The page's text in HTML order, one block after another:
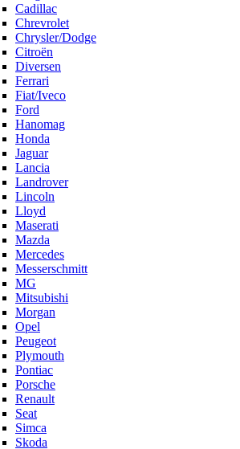
Cadillac
Chrevrolet
Chrysler/Dodge
Citroën
Diversen
Ferrari
Fiat/Iveco
Ford
Hanomag
Honda
Jaguar
Lancia
Landrover
Lincoln
Lloyd
Maserati
Mazda
Mercedes
Messerschmitt
MG
Mitsubishi
Morgan
Opel
Peugeot
Plymouth
Pontiac
Porsche
Renault
Seat
Simca
Skoda